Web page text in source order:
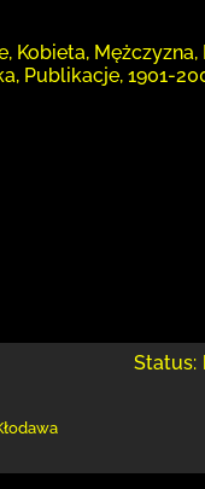
Kobieta,
Publikacje, 1901-
Status: